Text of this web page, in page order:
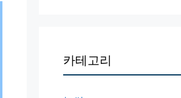
카테고리